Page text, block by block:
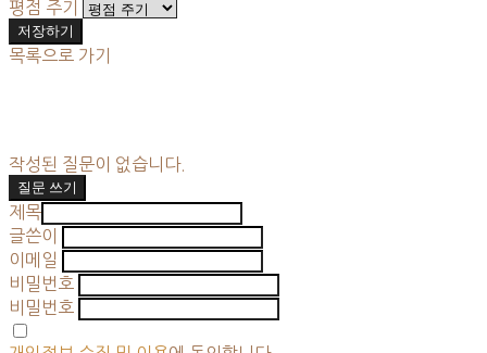
평점 주기
저장하기
목록으로 가기
작성된 질문이 없습니다.
질문 쓰기
제목
글쓴이
이메일
비밀번호
비밀번호